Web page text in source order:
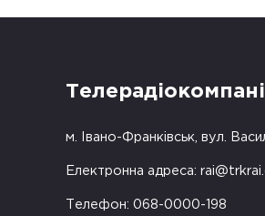
м. Івано-Франківськ, вул.
Електронна адреса:
Телефон: 068-0000-198